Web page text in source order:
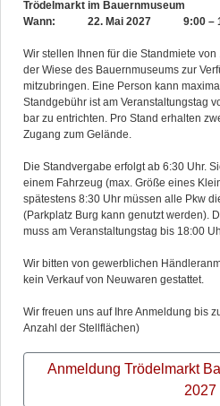
Trödelmarkt im Bauernmuseum
Wann: 22. Mai 2027 9:00 –
Wir stellen Ihnen für die Standmiete
der Wiese des Bauernmuseums zur
mitzubringen. Eine Person kann
Standgebühr ist am Veranstaltungstag
bar zu entrichten. Pro Stand erhalten
Zugang zum Gelände.
Die Standvergabe erfolgt ab 6:30 Uhr.
einem Fahrzeug (max. Größe eines
spätestens 8:30 Uhr müssen alle Pkw
(Parkplatz Burg kann genutzt werden).
muss am Veranstaltungstag bis 18:00
Wir bitten von gewerblichen
kein Verkauf von Neuwaren gestattet.
Wir freuen uns auf Ihre Anmeldung bis
Anzahl der Stellflächen)
Anmeldung Trödelmarkt
2027